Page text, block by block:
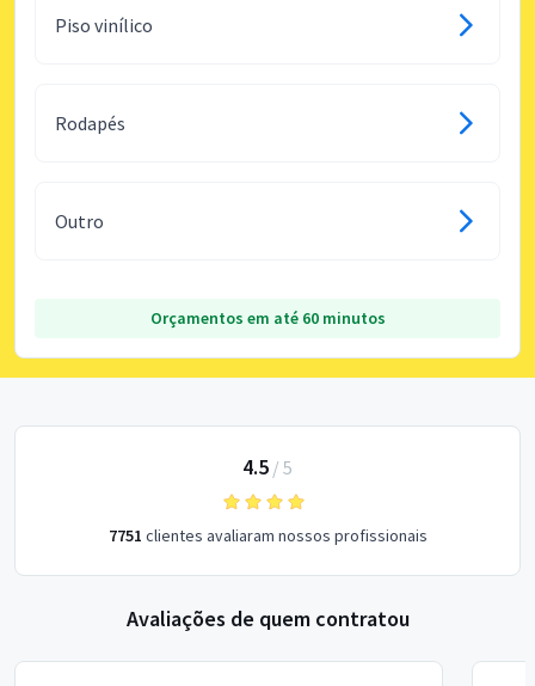
Piso vinílico
Rodapés
Outro
Orçamentos em até 60 minutos
4.5 / 5
7751 clientes avaliaram nossos profissionais
Avaliações de quem contratou